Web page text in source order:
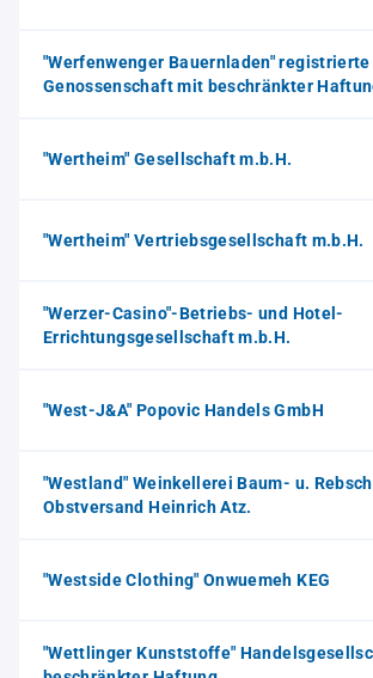
"Werfenwenger Bauernladen" registrierte
Genossenschaft mit beschränkter
"Wertheim" Gesellschaft m.b.H.
"Wertheim" Vertriebsgesellschaft m.b.H.
"Werzer-Casino"-Betriebs- und Hotel-
Errichtungsgesellschaft m.b.H.
"West-J&A" Popovic Handels GmbH
"Westland" Weinkellerei Baum- u.
Obstversand Heinrich Atz.
"Westside Clothing" Onwuemeh KEG
"Wettlinger Kunststoffe"